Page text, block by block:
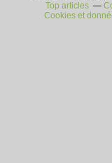
Top articles
Cookies et